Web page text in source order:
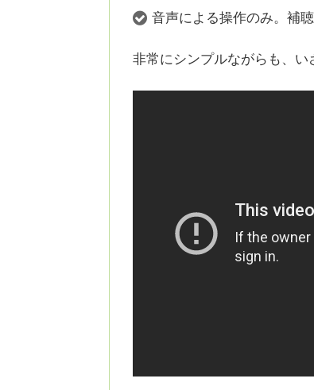
音声による操作のみ。補
非常にシンプルながらも、い